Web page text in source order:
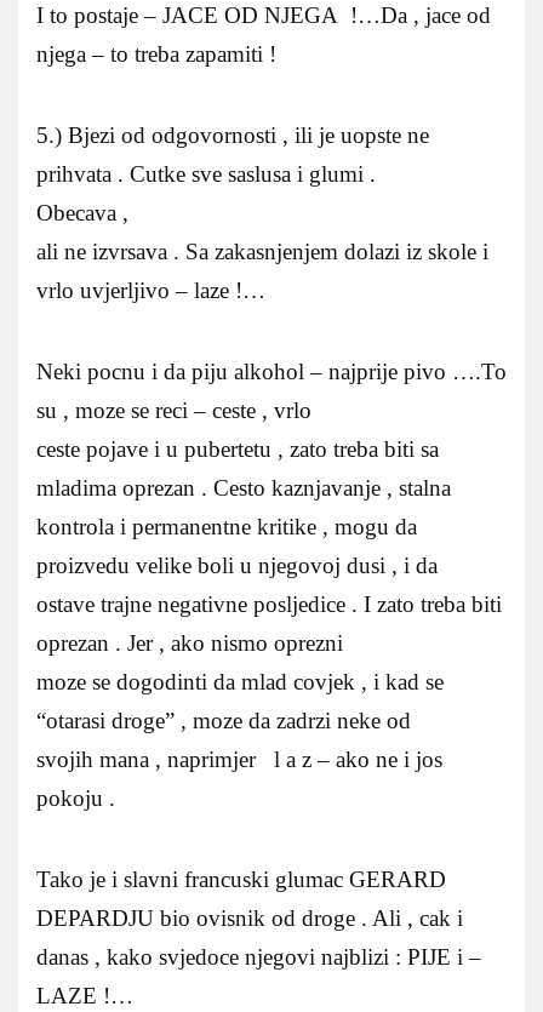
I to postaje – JACE OD NJEGA !…Da , jace od
njega – to treba zapamiti !
5.) Bjezi od odgovornosti , ili je uopste ne
prihvata . Cutke sve saslusa i glumi .
Obecava ,
ali ne izvrsava . Sa zakasnjenjem dolazi iz skole i
vrlo uvjerljivo – laze !…
Neki pocnu i da piju alkohol – najprije pivo ….To
su , moze se reci – ceste , vrlo
ceste pojave i u pubertetu , zato treba biti sa
mladima oprezan . Cesto kaznjavanje , stalna
kontrola i permanentne kritike , mogu da
proizvedu velike boli u njegovoj dusi , i da
ostave trajne negativne posljedice . I zato treba biti
oprezan . Jer , ako nismo oprezni
moze se dogodinti da mlad covjek , i kad se
“otarasi droge” , moze da zadrzi neke od
svojih mana , naprimjer l a z – ako ne i jos
pokoju .
Tako je i slavni francuski glumac GERARD
DEPARDJU bio ovisnik od droge . Ali , cak i
danas , kako svjedoce njegovi najblizi : PIJE i –
LAZE !…